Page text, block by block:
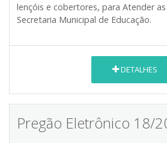
lençóis e cobertores, para Atender
Secretaria Municipal de Educação.
DETALHES
Pregão Eletrônico 18/